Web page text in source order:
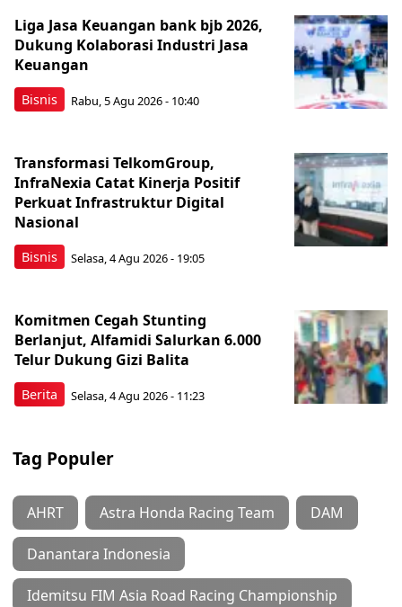
Bisnis
Liga Jasa Keuangan bank bjb 2026,
Dukung Kolaborasi Industri Jasa
Keuangan
Rabu, 5 Agu 2026 - 10:40
Bisnis
Transformasi TelkomGroup,
InfraNexia Catat Kinerja Positif
Perkuat Infrastruktur Digital
Nasional
Selasa, 4 Agu 2026 - 19:05
Berita
Komitmen Cegah Stunting
Berlanjut, Alfamidi Salurkan 6.000
Telur Dukung Gizi Balita
Selasa, 4 Agu 2026 - 11:23
Tag Populer
AHRT Astra Honda Racing Team DAM
Danantara Indonesia
Idemitsu FIM Asia Road Racing Championship